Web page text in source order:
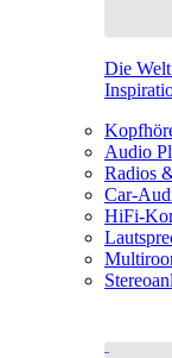
Die
Audio
Radios
Car-
HiFi-